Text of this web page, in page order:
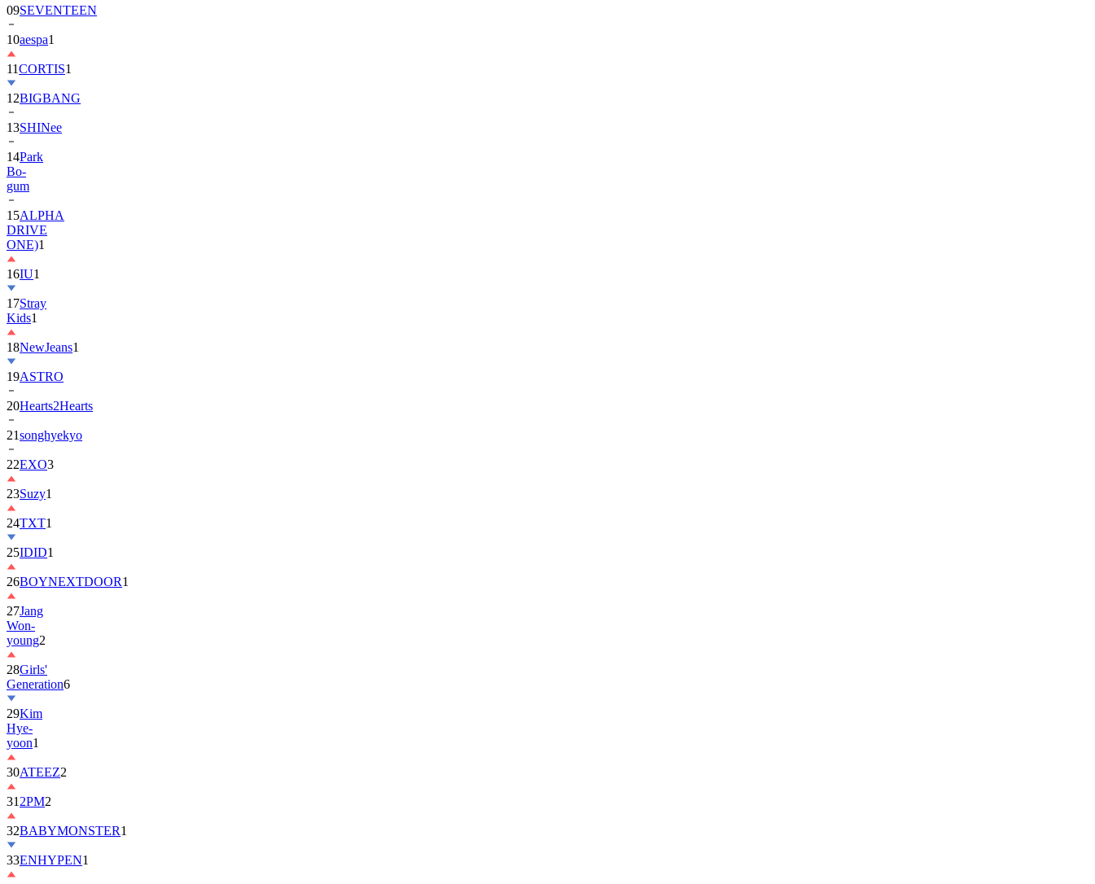
09SEVENTEEN
10aespa1
11CORTIS1
12BIGBANG
13SHINee
14Park
Bo-
gum
15ALPHA
DRIVE
ONE)1
16IU1
17Stray
Kids1
18NewJeans1
19ASTRO
20Hearts2Hearts
21songhyekyo
22EXO3
23Suzy1
24TXT1
25IDID1
26BOYNEXTDOOR1
27Jang
Won-
young2
28Girls'
Generation6
29Kim
Hye-
yoon1
30ATEEZ2
31 2PM2
32BABYMONSTER1
33ENHYPEN1